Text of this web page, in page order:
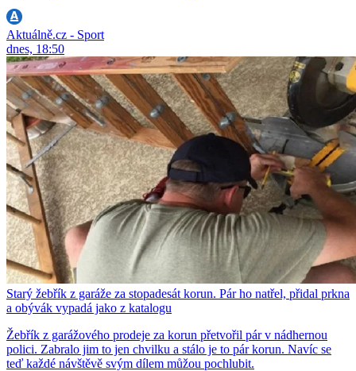
Aktuálně.cz - Sport
dnes, 18:50
Starý žebřík z garáže za stopadesát korun. Pár ho natřel, přidal prkna
a obývák vypadá jako z katalogu
Žebřík z garážového prodeje za korun přetvořil pár v nádhernou
polici. Zabralo jim to jen chvilku a stálo je to pár korun. Navíc se
teď každé návštěvě svým dílem můžou pochlubit.